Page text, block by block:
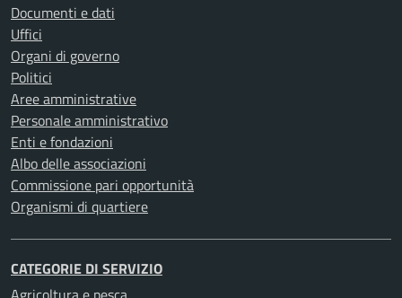
Documenti e dati
Uffici
Organi di governo
Politici
Aree amministrative
Personale amministrativo
Enti e fondazioni
Albo delle associazioni
Commissione pari opportunità
Organismi di quartiere
CATEGORIE DI SERVIZIO